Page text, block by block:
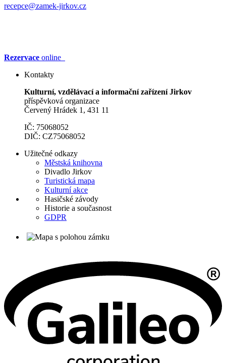
recepce@zamek-jirkov.cz
Rezervace online
Kontakty
Kulturní, vzdělávací a informační zařízení Jirkov
příspěvková organizace
Červený Hrádek 1, 431 11
IČ: 75068052
DIČ: CZ75068052
Užitečné odkazy
Městská knihovna
Divadlo Jirkov
Turistická mapa
Kulturní akce
Hasičské závody
Historie a současnost
GDPR